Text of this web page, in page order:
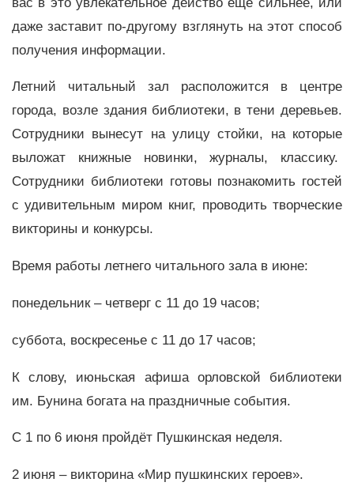
даже заставит по-другому взглянуть на этот способ
получения информации.
Летний читальный зал расположится в центре
города, возле здания библиотеки, в тени деревьев.
Сотрудники вынесут на улицу стойки, на которые
выложат книжные новинки, журналы, классику.
Сотрудники библиотеки готовы познакомить гостей
с удивительным миром книг, проводить творческие
викторины и конкурсы.
Время работы летнего читального зала в июне:
понедельник – четверг с 11 до 19 часов;
суббота, воскресенье с 11 до 17 часов;
К слову, июньская афиша орловской библиотеки
им. Бунина богата на праздничные события.
С 1 по 6 июня пройдёт Пушкинская неделя.
2 июня – викторина «Мир пушкинских героев».